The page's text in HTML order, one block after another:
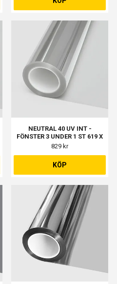
NEUTRAL 40 UV INT -
FÖNSTER 3 UNDER 1 ST 619 X
309MM
829 kr
KÖP